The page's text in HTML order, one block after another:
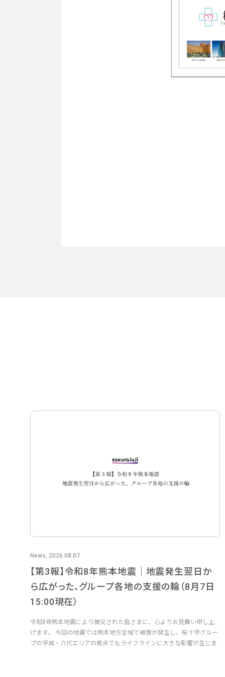
News, 2026.08.07
【第3報】令和8年熊本地震｜地震発生翌日か
ら広がった、グループ各地の支援の輪（8月7日
15:00現在）
令和8年熊本地震により被災された皆さまに、心よりお見舞い申し上
げます。 今回の地震では熊本地方全域で被害が発生し、桜十字グルー
プの宇城・八代エリアの拠点でもライフラインに大きな影響が生じま